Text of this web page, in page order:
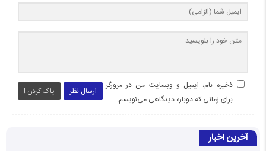
ارسال نظر پاک کردن !
ذخیره نام، ایمیل و وبسایت من در مرورگر
برای زمانی که دوباره دیدگاهی می‌نویسم.
آخرین اخبار